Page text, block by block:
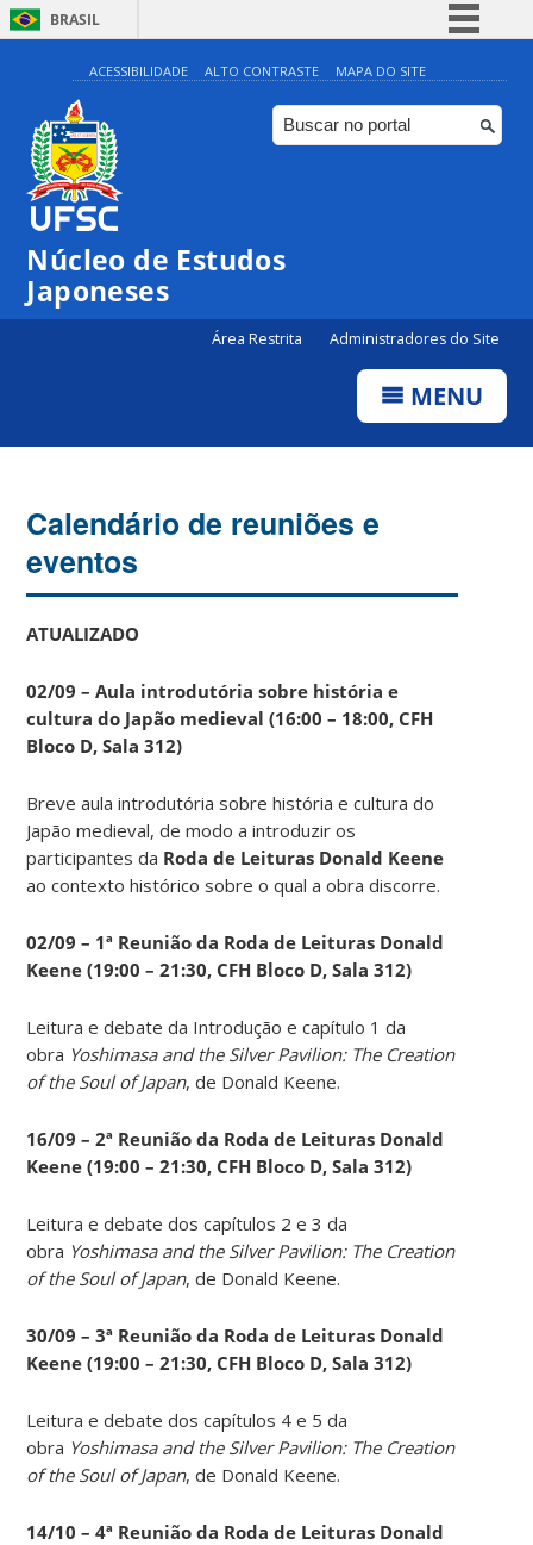
BRASIL
Simplifique!
Comunica BR
Participe
ACESSIBILIDADE ALTO CONTRASTE MAPA DO SITE
Núcleo de Estudos
Japoneses
Área Restrita Administradores do Site
MENU
Calendário de reuniões e
eventos
ATUALIZADO
02/09 – Aula introdutória sobre história e
cultura do Japão medieval (16:00 – 18:00, CFH
Bloco D, Sala 312)
Breve aula introdutória sobre história e cultura do
Japão medieval, de modo a introduzir os
participantes da Roda de Leituras Donald Keene
ao contexto histórico sobre o qual a obra discorre.
02/09 – 1ª Reunião da Roda de Leituras Donald
Keene (19:00 – 21:30, CFH Bloco D, Sala 312)
Leitura e debate da Introdução e capítulo 1 da
obra Yoshimasa and the Silver Pavilion: The Creation
of the Soul of Japan, de Donald Keene.
16/09 – 2ª Reunião da Roda de Leituras Donald
Keene (19:00 – 21:30, CFH Bloco D, Sala 312)
Leitura e debate dos capítulos 2 e 3 da
obra Yoshimasa and the Silver Pavilion: The Creation
of the Soul of Japan, de Donald Keene.
30/09 – 3ª Reunião da Roda de Leituras Donald
Keene (19:00 – 21:30, CFH Bloco D, Sala 312)
Leitura e debate dos capítulos 4 e 5 da
obra Yoshimasa and the Silver Pavilion: The Creation
of the Soul of Japan, de Donald Keene.
14/10 – 4ª Reunião da Roda de Leituras Donald